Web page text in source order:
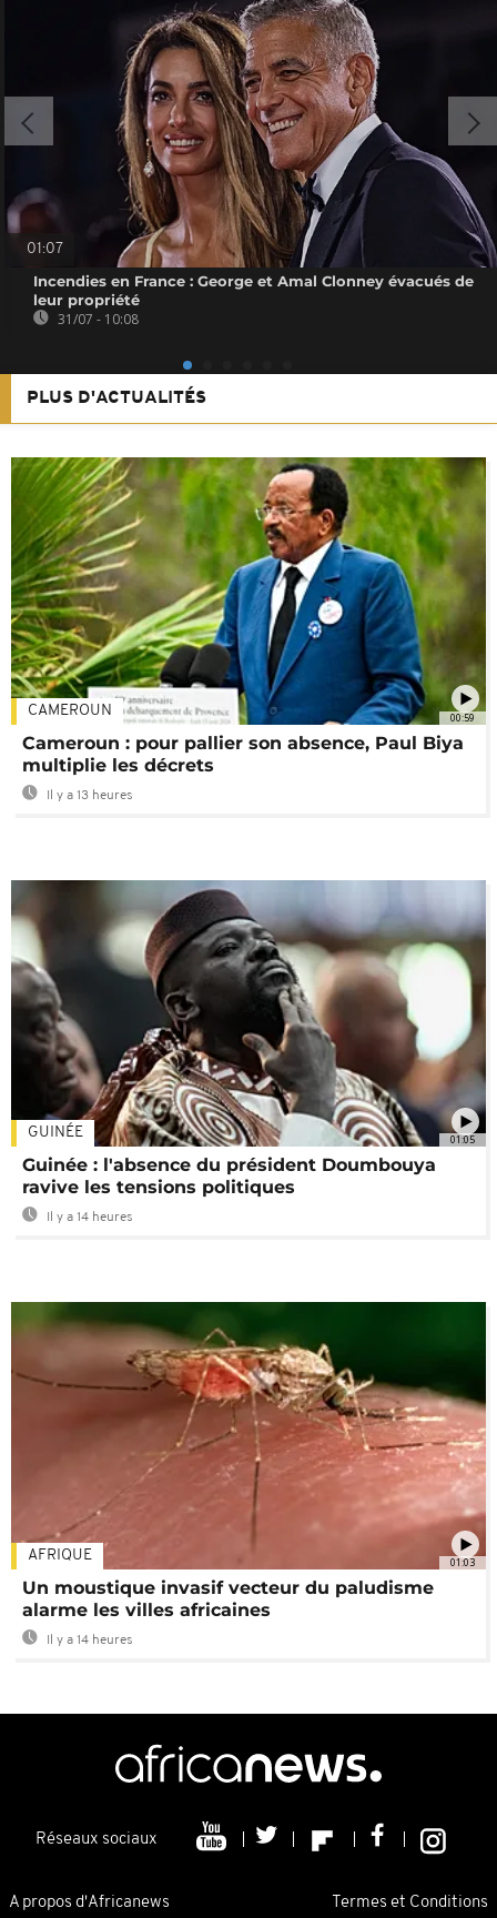
01:07
Incendies en France : George et Amal Clonney évacués de
leur propriété
31/07 - 10:08
PLUS D'ACTUALITÉS
00:59
CAMEROUN
Cameroun : pour pallier son absence, Paul Biya
multiplie les décrets
Il y a 13 heures
01:05
GUINÉE
Guinée : l'absence du président Doumbouya
ravive les tensions politiques
Il y a 14 heures
01:03
AFRIQUE
Un moustique invasif vecteur du paludisme
alarme les villes africaines
Il y a 14 heures
Réseaux sociaux
A propos d'Africanews Termes et Conditions